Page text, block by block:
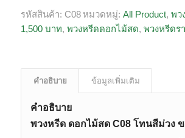
รหัสสินค้า: C08 หมวดหมู่: All Product, พว
1,500 บาท, พวงหรีดดอกไม้สด, พวงหรีดร
คำอธิบาย ข้อมูลเพิ่มเติม
คำอธิบาย
พวงหรีด ดอกไม้สด C08 โทนสีม่วง